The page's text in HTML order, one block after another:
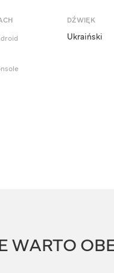
DŹWIĘK
Ukraiński
WARTO